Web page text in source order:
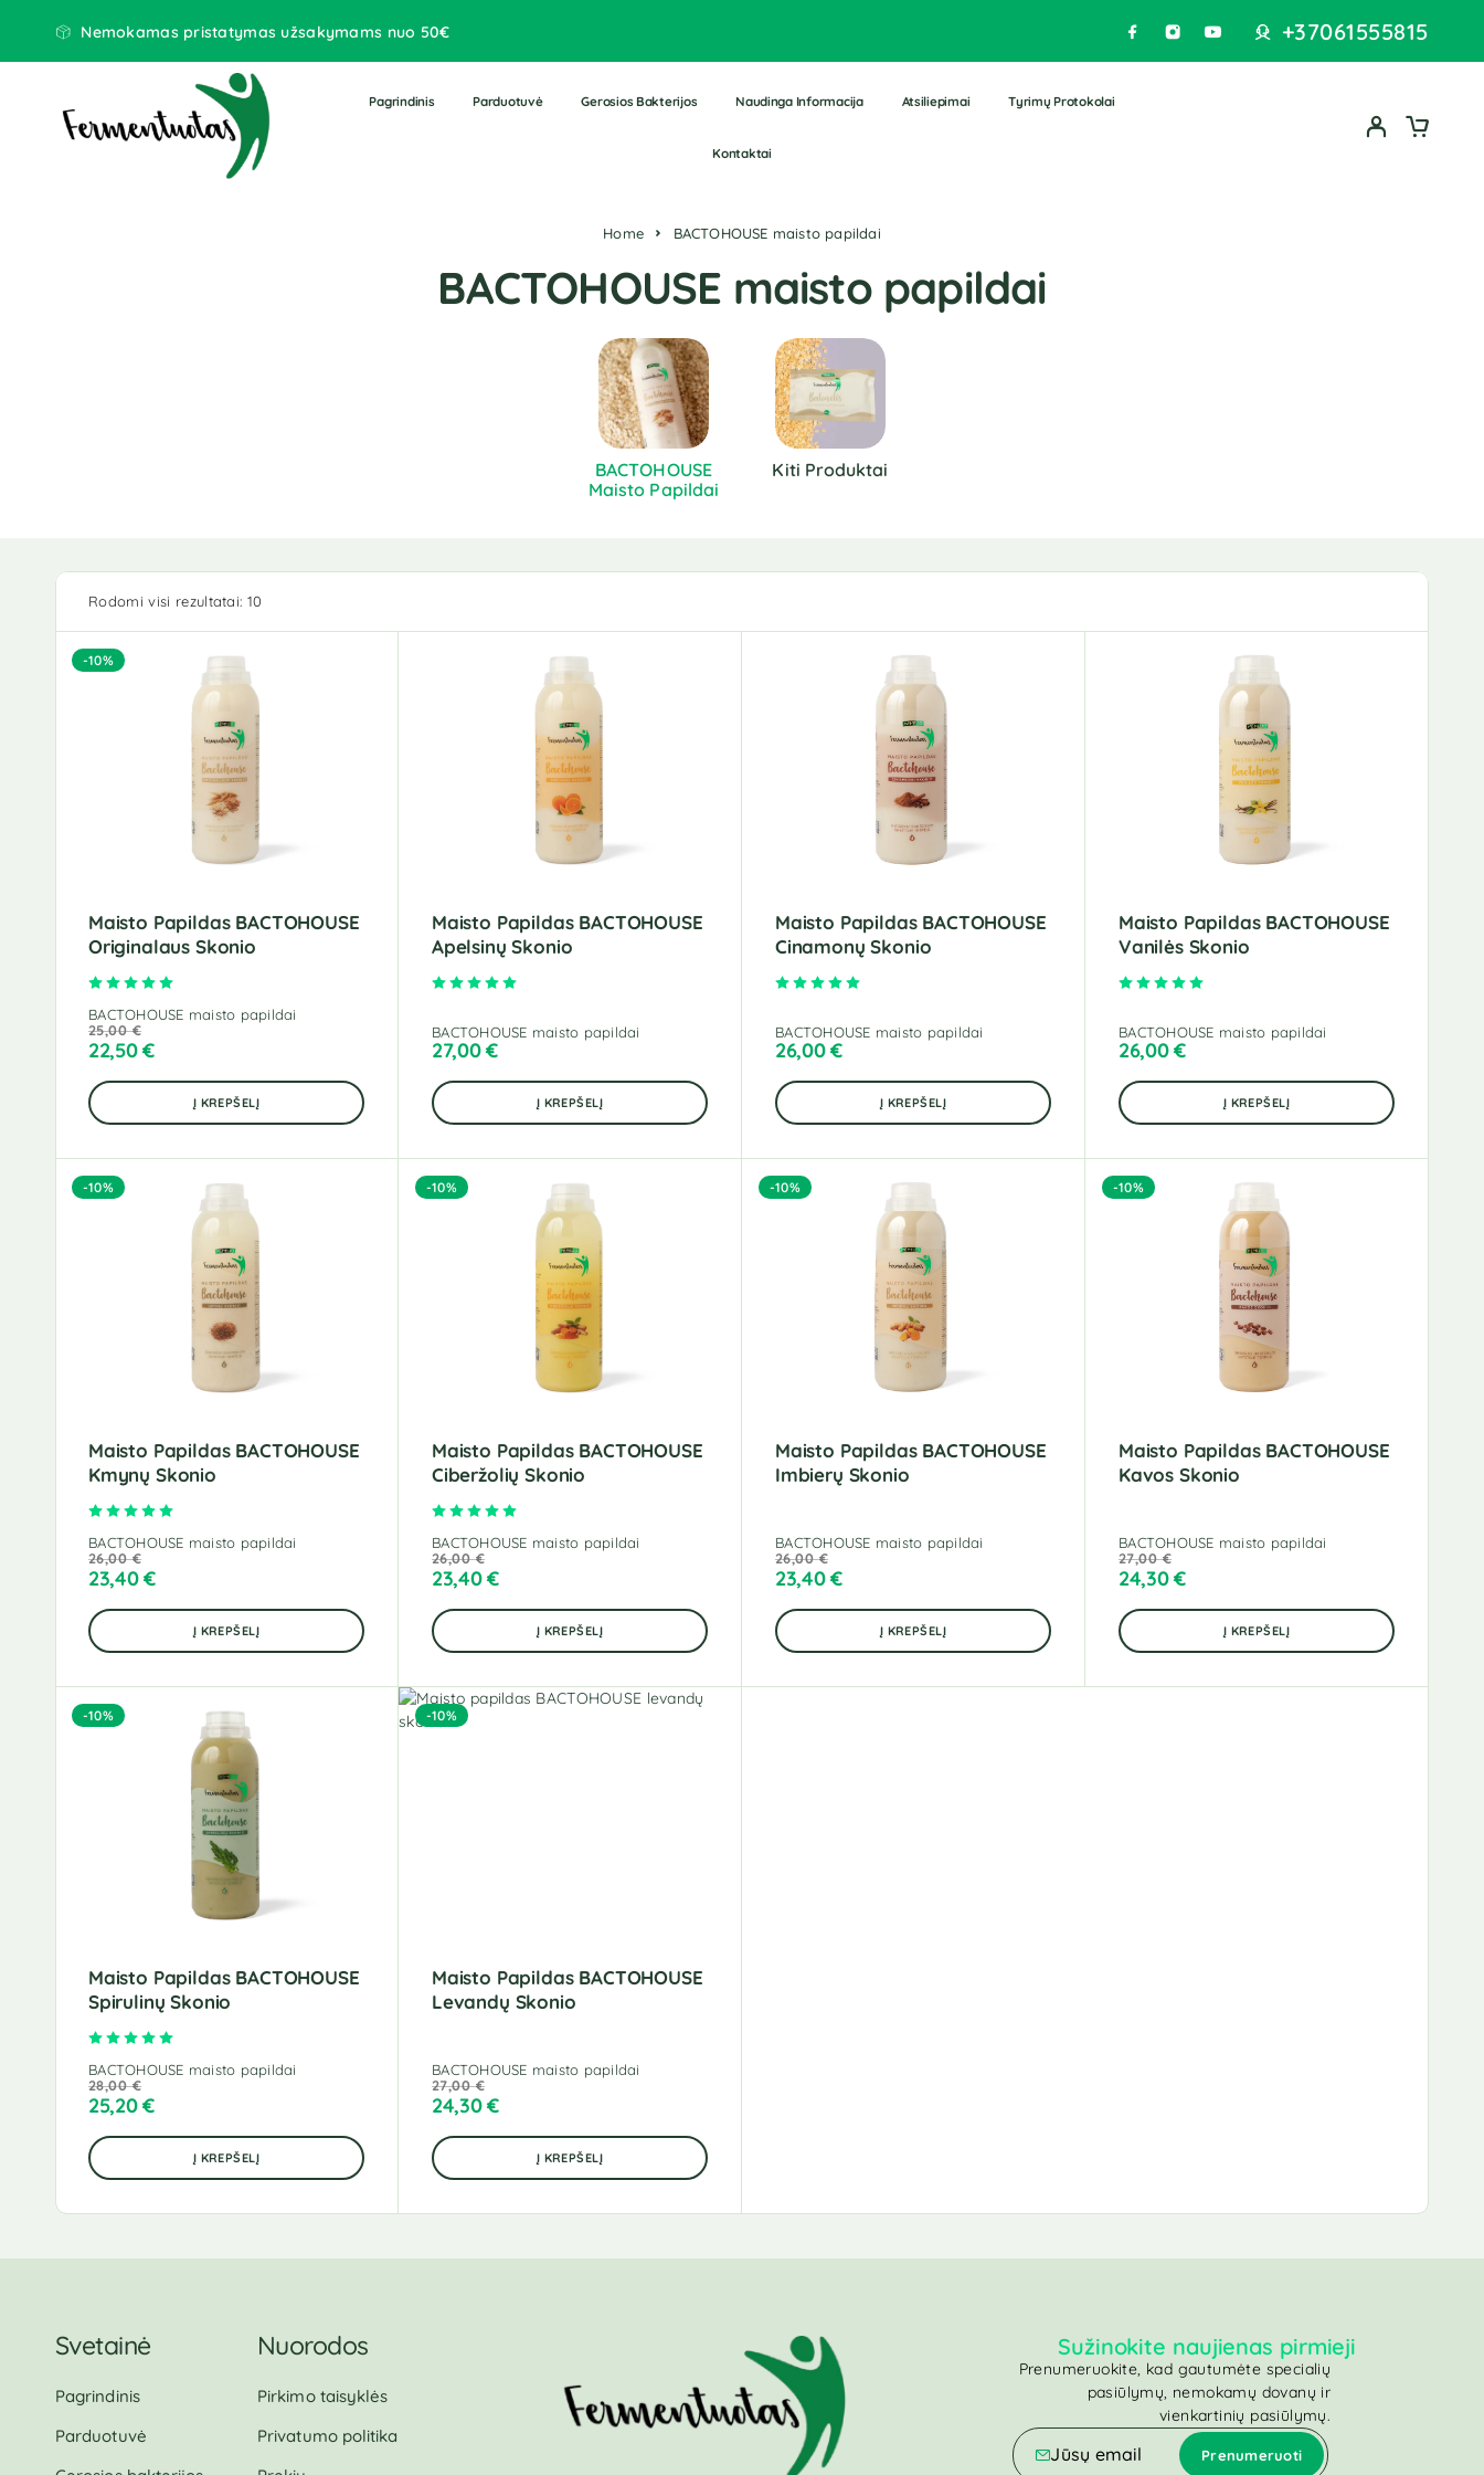
Nemokamas pristatymas užsakymams nuo 50€ +37061555815
Pagrindinis Parduotuvė Gerosios Bakterijos Naudinga Informacija Atsiliepimai Tyrimų Protokolai
Kontaktai
Home BACTOHOUSE maisto papildai
BACTOHOUSE maisto papildai
BACTOHOUSE
Maisto Papildai
Kiti Produktai
Rodomi visi rezultatai: 10
-10%
Maisto Papildas BACTOHOUSE
Originalaus Skonio
BACTOHOUSE maisto papildai
25,00€
22,50€
Į KREPŠELĮ
Maisto Papildas BACTOHOUSE
Apelsinų Skonio
BACTOHOUSE maisto papildai
27,00€
Į KREPŠELĮ
Maisto Papildas BACTOHOUSE
Cinamonų Skonio
BACTOHOUSE maisto papildai
26,00€
Į KREPŠELĮ
Maisto Papildas BACTOHOUSE
Vanilės Skonio
BACTOHOUSE maisto papildai
26,00€
Į KREPŠELĮ
-10%
Maisto Papildas BACTOHOUSE
Kmynų Skonio
BACTOHOUSE maisto papildai
26,00€
23,40€
Į KREPŠELĮ
-10%
Maisto Papildas BACTOHOUSE
Ciberžolių Skonio
BACTOHOUSE maisto papildai
26,00€
23,40€
Į KREPŠELĮ
-10%
Maisto Papildas BACTOHOUSE
Imbierų Skonio
BACTOHOUSE maisto papildai
26,00€
23,40€
Į KREPŠELĮ
-10%
Maisto Papildas BACTOHOUSE
Kavos Skonio
BACTOHOUSE maisto papildai
27,00€
24,30€
Į KREPŠELĮ
-10%
Maisto Papildas BACTOHOUSE
Spirulinų Skonio
BACTOHOUSE maisto papildai
28,00€
25,20€
Į KREPŠELĮ
-10%
Maisto Papildas BACTOHOUSE
Levandų Skonio
BACTOHOUSE maisto papildai
27,00€
24,30€
Į KREPŠELĮ
Svetainė
Pagrindinis
Parduotuvė
Nuorodos
Pirkimo taisyklės
Privatumo politika
Sužinokite naujienas pirmieji
Prenumeruokite, kad gautumėte specialių
pasiūlymų, nemokamų dovanų ir
vienkartinių pasiūlymų.